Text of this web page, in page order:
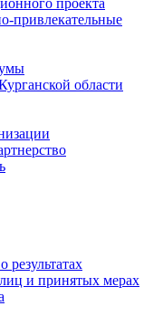
проекта
привлекательные
области
и принятых мерах